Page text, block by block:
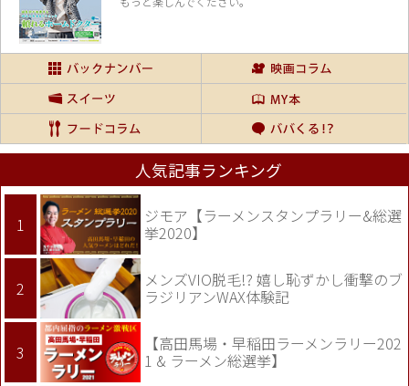
人気記事ランキング
ジモア【ラーメンスタンプラリー&総選
挙2020】
メンズVIO脱毛!? 嬉し恥ずかし衝撃のブ
ラジリアンWAX体験記
【高田馬場・早稲田ラーメンラリー202
1 & ラーメン総選挙】